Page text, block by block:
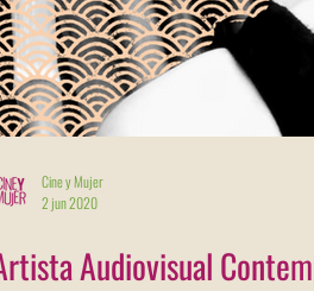
Audiovisual
Cine y Mujer
2 jun 2020